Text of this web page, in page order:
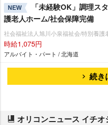
NEW
「未経験OK」調理ス
護老人ホーム/社会保障完備
社会福祉法人旭川小泉福祉会/特別養護
時給1,075円
アルバイト・パート / 北海道
続き
オリコンニュース イチオ